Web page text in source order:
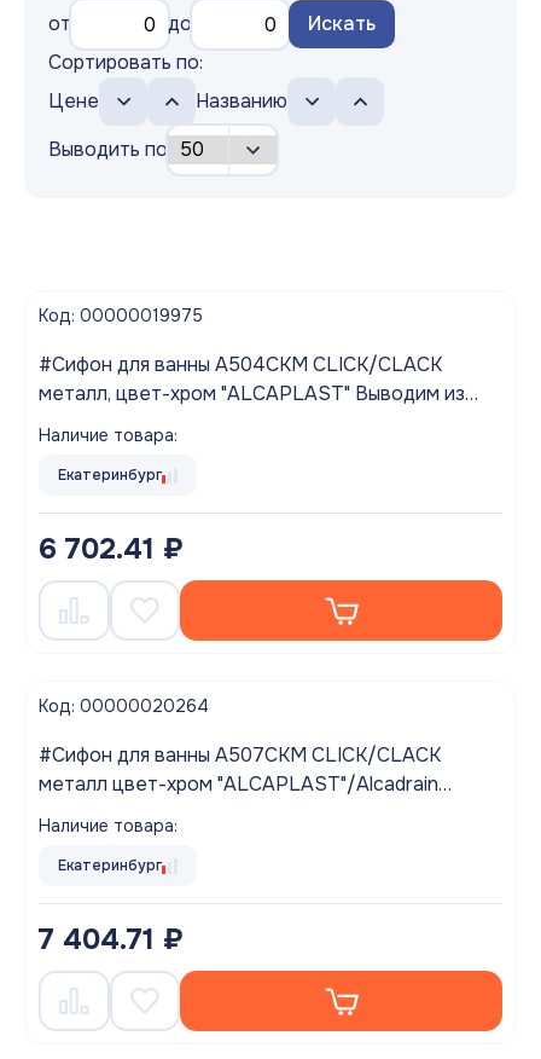
от
до
Искать
Сортировать по:
Цене
Названию
Выводить по
Код: 00000019975
#Сифон для ванны A504CKM CLICK/CLACK
металл, цвет-хром "ALCAPLAST" Выводим из
ассортимента!
Наличие товара:
Екатеринбург
6 702.41 ₽
Код: 00000020264
#Сифон для ванны A507CKM CLICK/CLACK
металл цвет-хром "ALCAPLAST"/Alcadrain
Выводим из ассортимента!
Наличие товара:
Екатеринбург
7 404.71 ₽